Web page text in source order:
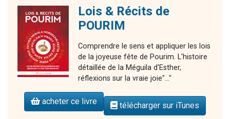
Lois & Récits de
POURIM
Comprendre le sens et appliquer les lois
de la joyeuse fête de Pourim. L'histoire
détaillée de la Méguila d'Esther,
réflexions sur la vraie joie"..."
acheter ce livre télécharger sur iTunes